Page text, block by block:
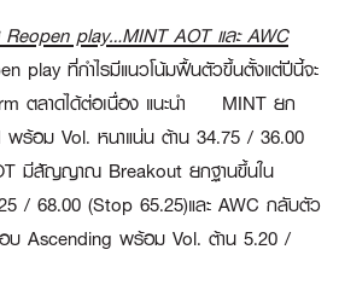
play…MINT AOT และ AWC
play ที่กำไรมีแนวโน้มฟื้นตัวขึ้นตั้งแต่ปีนี้จะ
ตลาดได้ต่อเนื่อง แนะนำ MINT ยก
พร้อม Vol. หนาแน่น ต้าน 34.75 / 36.00
มีสัญญาณ Breakout ยกฐานขึ้นใน
/ 68.00 (Stop 65.25)และ AWC กลับตัว
บ Ascending พร้อม Vol. ต้าน 5.20 /